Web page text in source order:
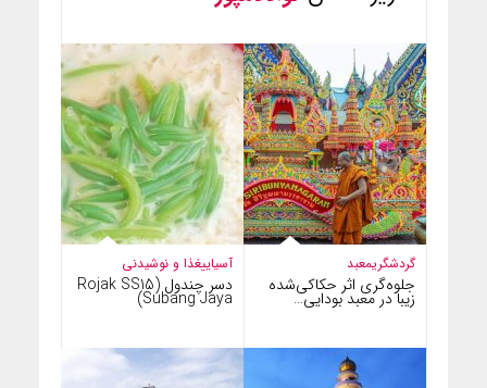
آسیاییغذا و نوشیدنی
دسر چندول (Rojak SS15
Subang Jaya)
گردشگریمعبد
جلوه‌گری اثر حکاکی‌شده
زیبا در معبد بودایی…